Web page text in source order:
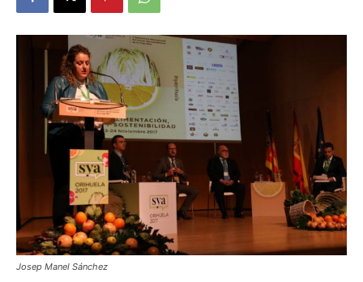
Josep Manel Sánchez